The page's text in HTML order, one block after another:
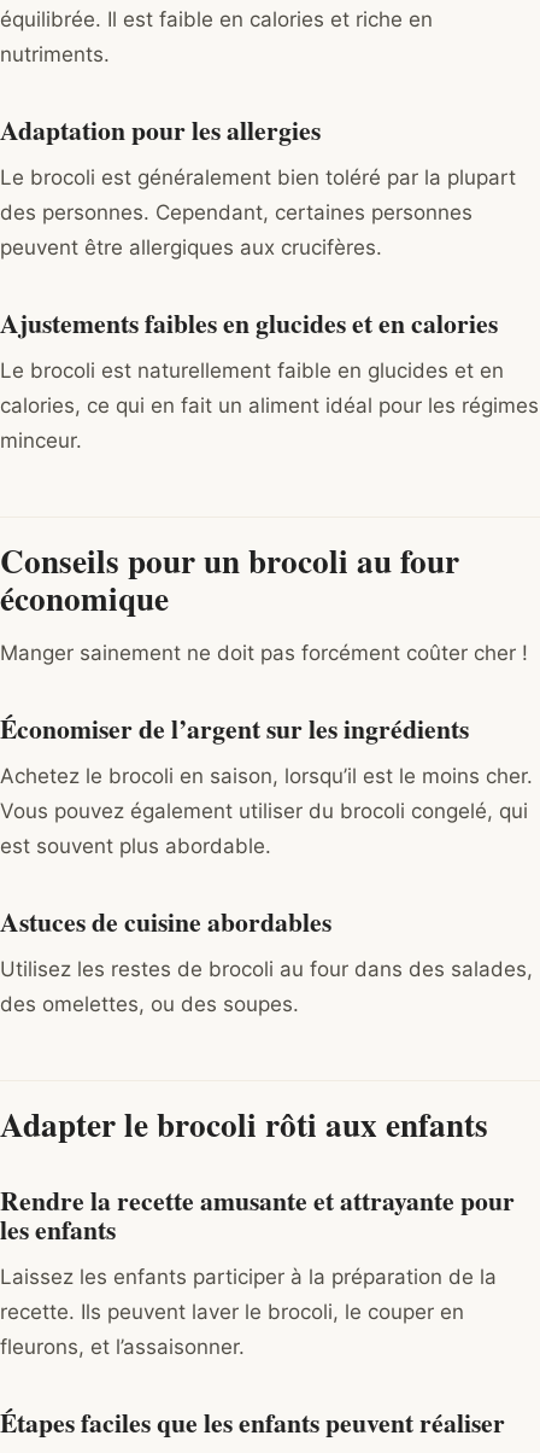
équilibrée. Il est faible en calories et riche en
nutriments.
Adaptation pour les allergies
Le brocoli est généralement bien toléré par la plupart
des personnes. Cependant, certaines personnes
peuvent être allergiques aux crucifères.
Ajustements faibles en glucides et en calories
Le brocoli est naturellement faible en glucides et en
calories, ce qui en fait un aliment idéal pour les régimes
minceur.
Conseils pour un brocoli au four
économique
Manger sainement ne doit pas forcément coûter cher !
Économiser de l’argent sur les ingrédients
Achetez le brocoli en saison, lorsqu’il est le moins cher.
Vous pouvez également utiliser du brocoli congelé, qui
est souvent plus abordable.
Astuces de cuisine abordables
Utilisez les restes de brocoli au four dans des salades,
des omelettes, ou des soupes.
Adapter le brocoli rôti aux enfants
Rendre la recette amusante et attrayante pour
les enfants
Laissez les enfants participer à la préparation de la
recette. Ils peuvent laver le brocoli, le couper en
fleurons, et l’assaisonner.
Étapes faciles que les enfants peuvent réaliser